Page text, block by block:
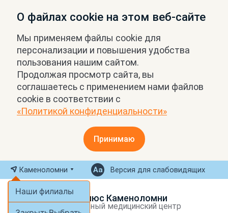
О файлах cookie на этом веб-сайте
Мы применяем файлы cookie для
персонализации и повышения удобства
пользования нашим сайтом.
Продолжая просмотр сайта, вы
соглашаетесь с применением нами файлов
cookie в соответствии с
«Политикой конфиденциальности»
Принимаю
Каменоломни
Наши филиалы
Версия для слабовидящих
МРТ Плюс Каменоломни
Экспертный медицинский центр